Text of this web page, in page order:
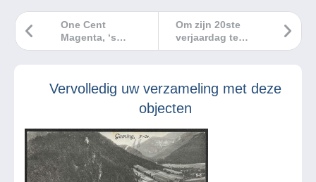
Om zijn 20ste
verjaardag te
vieren, werkt
om 10.000 bomen
One Cent
Magenta, ‘s
werelds duurste
Vervolledig uw verzameling met deze
objecten